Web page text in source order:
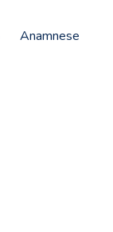
Anamnese